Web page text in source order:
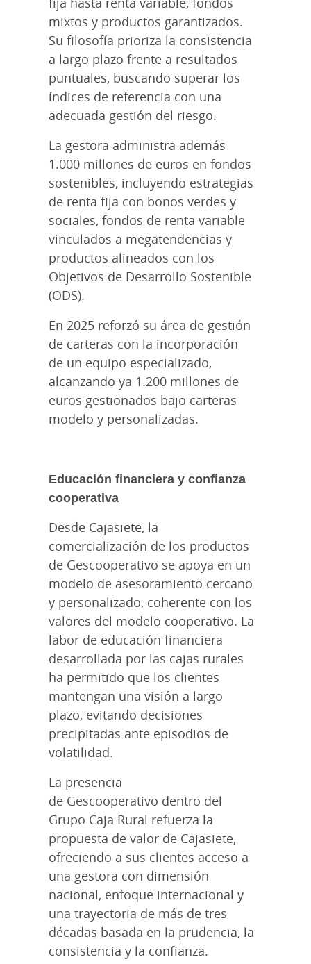
mixtos y productos garantizados.
Su filosofía prioriza la consistencia
a largo plazo frente a resultados
puntuales, buscando superar los
índices de referencia con una
adecuada gestión del riesgo.
La gestora administra además
1.000 millones de euros en fondos
sostenibles, incluyendo estrategias
de renta fija con bonos verdes y
sociales, fondos de renta variable
vinculados a megatendencias y
productos alineados con los
Objetivos de Desarrollo Sostenible
(ODS).
En 2025 reforzó su área de gestión
de carteras con la incorporación
de un equipo especializado,
alcanzando ya 1.200 millones de
euros gestionados bajo carteras
modelo y personalizadas.
Educación financiera y confianza
cooperativa
Desde Cajasiete, la
comercialización de los productos
de Gescooperativo se apoya en un
modelo de asesoramiento cercano
y personalizado, coherente con los
valores del modelo cooperativo. La
labor de educación financiera
desarrollada por las cajas rurales
ha permitido que los clientes
mantengan una visión a largo
plazo, evitando decisiones
precipitadas ante episodios de
volatilidad.
La presencia
de Gescooperativo dentro del
Grupo Caja Rural refuerza la
propuesta de valor de Cajasiete,
ofreciendo a sus clientes acceso a
una gestora con dimensión
nacional, enfoque internacional y
una trayectoria de más de tres
décadas basada en la prudencia, la
consistencia y la confianza.